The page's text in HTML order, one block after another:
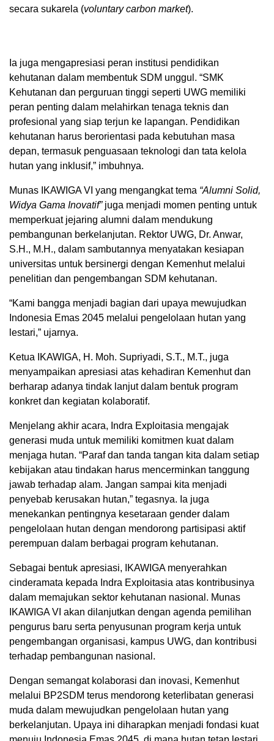
secara sukarela (voluntary carbon market).
Ia juga mengapresiasi peran institusi pendidikan
kehutanan dalam membentuk SDM unggul. “SMK
Kehutanan dan perguruan tinggi seperti UWG memiliki
peran penting dalam melahirkan tenaga teknis dan
profesional yang siap terjun ke lapangan. Pendidikan
kehutanan harus berorientasi pada kebutuhan masa
depan, termasuk penguasaan teknologi dan tata kelola
hutan yang inklusif,” imbuhnya.
Munas IKAWIGA VI yang mengangkat tema “Alumni Solid,
Widya Gama Inovatif”juga menjadi momen penting untuk
memperkuat jejaring alumni dalam mendukung
pembangunan berkelanjutan. Rektor UWG, Dr. Anwar,
S.H., M.H., dalam sambutannya menyatakan kesiapan
universitas untuk bersinergi dengan Kemenhut melalui
penelitian dan pengembangan SDM kehutanan.
“Kami bangga menjadi bagian dari upaya mewujudkan
Indonesia Emas 2045 melalui pengelolaan hutan yang
lestari,” ujarnya.
Ketua IKAWIGA, H. Moh. Supriyadi, S.T., M.T., juga
menyampaikan apresiasi atas kehadiran Kemenhut dan
berharap adanya tindak lanjut dalam bentuk program
konkret dan kegiatan kolaboratif.
Menjelang akhir acara, Indra Exploitasia mengajak
generasi muda untuk memiliki komitmen kuat dalam
menjaga hutan. “Paraf dan tanda tangan kita dalam setiap
kebijakan atau tindakan harus mencerminkan tanggung
jawab terhadap alam. Jangan sampai kita menjadi
penyebab kerusakan hutan,” tegasnya. Ia juga
menekankan pentingnya kesetaraan gender dalam
pengelolaan hutan dengan mendorong partisipasi aktif
perempuan dalam berbagai program kehutanan.
Sebagai bentuk apresiasi, IKAWIGA menyerahkan
cinderamata kepada Indra Exploitasia atas kontribusinya
dalam memajukan sektor kehutanan nasional. Munas
IKAWIGA VI akan dilanjutkan dengan agenda pemilihan
pengurus baru serta penyusunan program kerja untuk
pengembangan organisasi, kampus UWG, dan kontribusi
terhadap pembangunan nasional.
Dengan semangat kolaborasi dan inovasi, Kemenhut
melalui BP2SDM terus mendorong keterlibatan generasi
muda dalam mewujudkan pengelolaan hutan yang
berkelanjutan. Upaya ini diharapkan menjadi fondasi kuat